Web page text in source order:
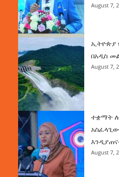
August 7,
ኢትዮጵያ
በአዲስ
August 7,
ተቋማት
August 7,